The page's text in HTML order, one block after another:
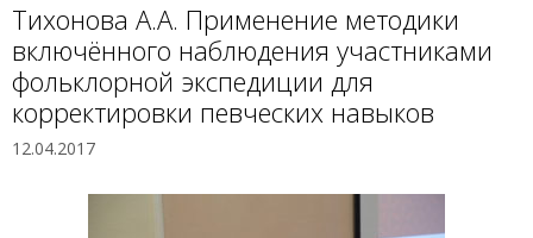
Тихонова А.А. Применение методики
включённого наблюдения участниками
фольклорной экспедиции для
корректировки певческих навыков
12.04.2017